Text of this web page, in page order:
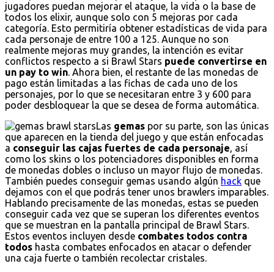
jugadores puedan mejorar el ataque, la vida o la base de
todos los elixir, aunque solo con 5 mejoras por cada
categoría. Esto permitiría obtener estadísticas de vida para
cada personaje de entre 100 a 125. Aunque no son
realmente mejoras muy grandes, la intención es evitar
conflictos respecto a si Brawl Stars puede convertirse en
un pay to win . Ahora bien, el restante de las monedas de
pago están limitadas a las fichas de cada uno de los
personajes, por lo que se necesitaran entre 3 y 600 para
poder desbloquear la que se desea de forma automática.
Las gemas por su parte, son las únicas
que aparecen en la tienda del juego y que están enfocadas
a conseguir las cajas fuertes de cada personaje , así
como los skins o los potenciadores disponibles en forma
de monedas dobles o incluso un mayor flujo de monedas.
También puedes conseguir gemas usando algún hack que
dejamos con el que podrás tener unos brawlers imparables.
Hablando precisamente de las monedas, estas se pueden
conseguir cada vez que se superan los diferentes eventos
que se muestran en la pantalla principal de Brawl Stars.
Estos eventos incluyen desde combates todos contra
todos hasta combates enfocados en atacar o defender
una caja fuerte o también recolectar cristales.